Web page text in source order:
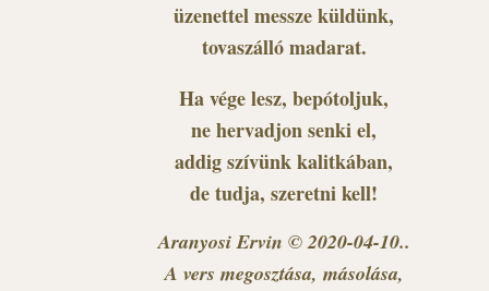
üzenettel messze küldünk,
tovaszálló madarat.
Ha vége lesz, bepótoljuk,
ne hervadjon senki el,
addig szívünk kalitkában,
de tudja, szeretni kell!
Aranyosi Ervin © 2020-04-10..
A vers megosztása, másolása,